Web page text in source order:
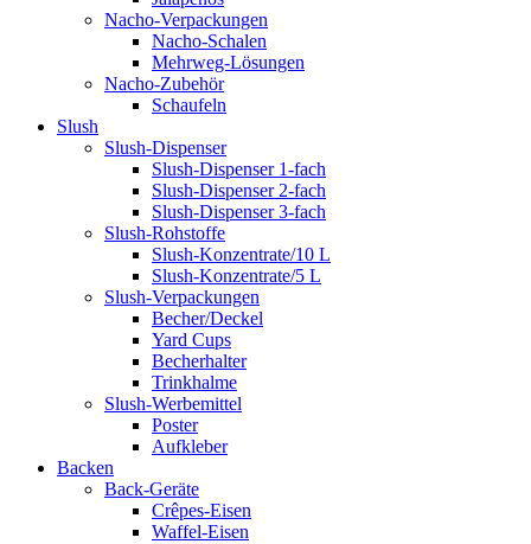
Nacho-Verpackungen
Nacho-Schalen
Mehrweg-Lösungen
Nacho-Zubehör
Schaufeln
Slush
Slush-Dispenser
Slush-Dispenser 1-fach
Slush-Dispenser 2-fach
Slush-Dispenser 3-fach
Slush-Rohstoffe
Slush-Konzentrate/10 L
Slush-Konzentrate/5 L
Slush-Verpackungen
Becher/Deckel
Yard Cups
Becherhalter
Trinkhalme
Slush-Werbemittel
Poster
Aufkleber
Backen
Back-Geräte
Crêpes-Eisen
Waffel-Eisen